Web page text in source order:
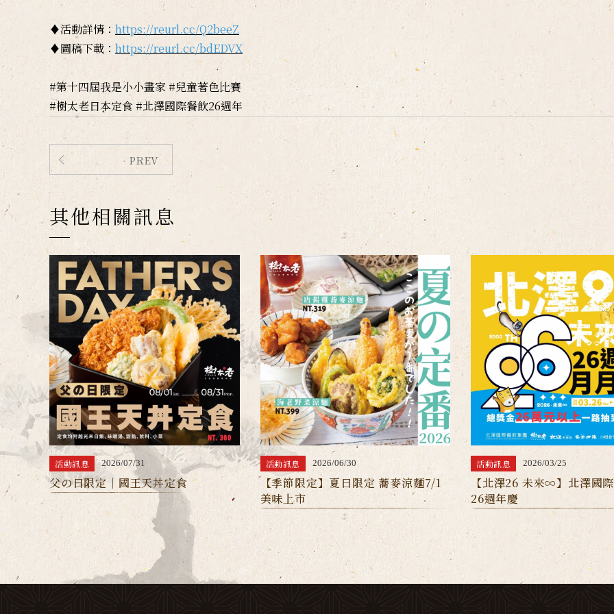
♦活動詳情：https://reurl.cc/Q2beeZ
♦圖稿下載： https://reurl.cc/bdEDVX
#第十四屆我是小小畫家 #兒童著色比賽
#樹太老日本定食 #北澤國際餐飲26週年
PREV
其他相關訊息
活動訊息 2026/07/31
父の日限定｜國王天丼定食
活動訊息 2026/06/30
【季節限定】夏日限定 蕎麥涼麵7/1
美味上市
活動訊息 2026/03/25
【北澤26 未來∞】北澤國
26週年慶